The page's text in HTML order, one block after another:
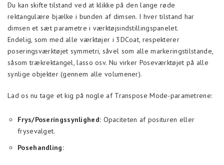
Du kan skifte tilstand ved at klikke på den lange røde
rektangulære bjælke i bunden af dimsen. I hver tilstand har
dimsen et sæt parametre i værktøjsindstillingspanelet.
Endelig, som med alle værktøjer i 3DCoat, respekterer
poseringsværktøjet symmetri, såvel som alle markeringstilstande,
såsom trækrektangel, lasso osv. Nu virker Poseværktøjet på alle
synlige objekter (gennem alle volumener).
Lad os nu tage et kig på nogle af Transpose Mode-parametrene:
Frys/Poseringssynlighed: Opaciteten af posituren eller
frysevalget.
Posehandling: